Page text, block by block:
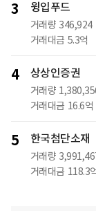
3 윙입푸드
거래량 346,924
거래대금 5.3억
4 상상인증권
거래량
거래대금 16.6억
5 한국첨단소재
거래량
거래대금 118.3